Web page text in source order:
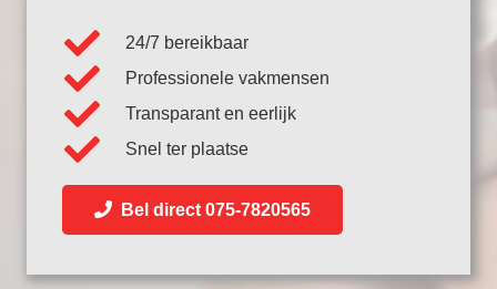
24/7 bereikbaar
Professionele vakmensen
Transparant en eerlijk
Snel ter plaatse
Bel direct 075-7820565